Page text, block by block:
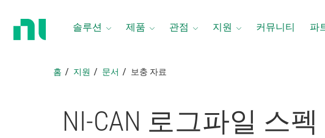
솔루션 제품 관점 지원 커뮤니티 파
홈 지원 문서 보충 자료
NI-CAN 로그파일 스펙